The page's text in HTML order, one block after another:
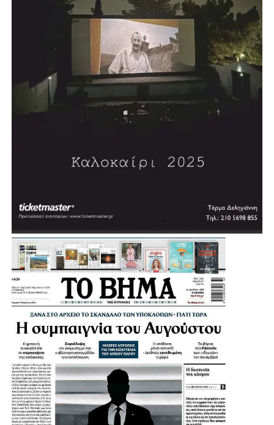
Σύμφωνα με τον σχεδιασμό, η διαδικασία δημοπράτησης
αναμένεται να ξεκινήσει μέσα στη χρονιά, με τον δήμαρχο
πόλη θα διαθέτει ένα σύγχρονο κλειστό κολυμβητήριο.
«Θέλουμε πολύ να το υποστηρίξουμε αυτό και να
δώσουμε μία διέξοδο», σημείωσε, εξηγώντας ότι σήμερα
πολλοί κάτοικοι και παιδιά της Αγίας Βαρβάρας
αναγκάζονται να χρησιμοποιούν κολυμβητήρια γειτονικών
Δήμων.
Μια παρέμβαση που έρχεται να ενισχύσει ακόμη
περισσότερο τις αθλητικές υποδομές της Αγίας Βαρβάρας
και να δώσει νέες δυνατότητες άθλησης στα παιδιά, στους
συλλόγους και συνολικά στους κατοίκους της πόλης.
Η Συνέντευξη του Δημάρχου Αγίας Βαρβάρας: